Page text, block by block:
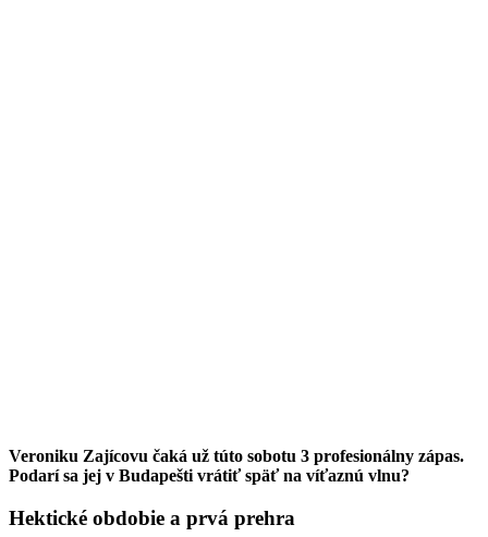
Veroniku Zajícovu čaká už túto sobotu 3 profesionálny zápas.
Podarí sa jej v Budapešti vrátiť späť na víťaznú vlnu?
Hektické obdobie a prvá prehra